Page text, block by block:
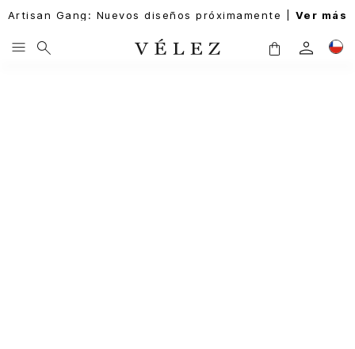
Artisan Gang: Nuevos diseños próximamente | Ver más